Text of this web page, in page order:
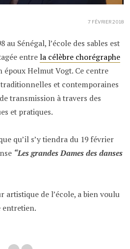
7 FÉVRIER 2018
au Sénégal, l’école des sables est
entre la célèbre chorégraphe
époux Helmut Vogt. Ce centre
et contemporaines
transmission à travers des
et pratiques.
qu’il s’y tiendra du 19 février
“Les grandes Dames des danses
artistique de l’école, a bien voulu
entretien.